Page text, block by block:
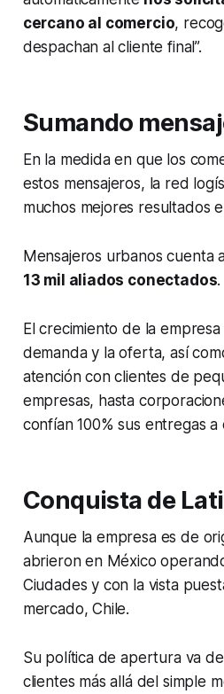
cercano al comercio,
despachan al cliente final”.
Sumando
En la medida en que los
estos mensajeros, la red
muchos mejores resultados
Mensajeros urbanos cuenta
13 mil aliados conectados.
El crecimiento de la
demanda y la oferta, así
atención con clientes de
empresas, hasta
confían 100% sus entregas a
Conquista de
Aunque la empresa es de
abrieron en México
Ciudades y con la vista
mercado, Chile.
Su política de apertura va
clientes más allá del simple